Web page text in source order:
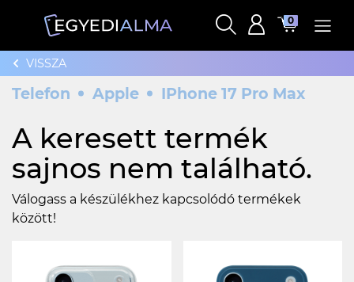
0
VISSZA
Telefon Apple IPhone 17 Pro Max
A keresett termék
sajnos nem található.
Válogass a készülékhez kapcsolódó termékek
között!